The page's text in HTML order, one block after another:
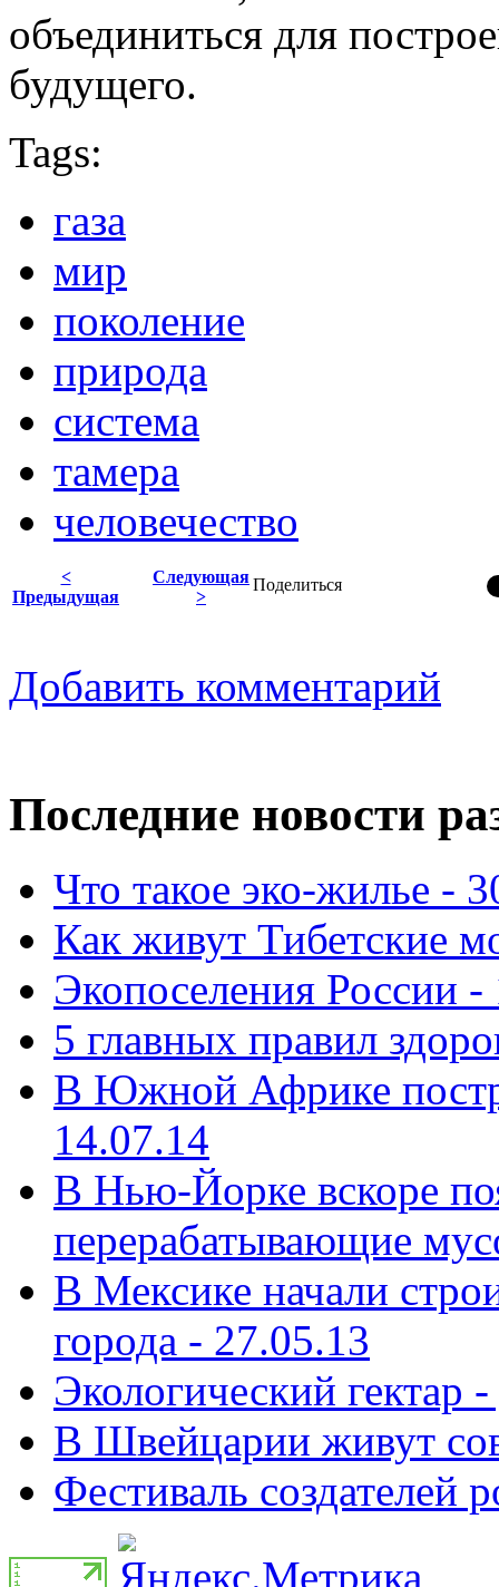
объединиться для
будущего.
Tags:
газа
мир
поколение
природа
система
тамера
человечество
Поделиться
<
Предыдущая
Следующая
>
Добавить комментарий
Последние новости
Что такое эко-жилье -
Как живут Тибетские
Экопоселения России -
5 главных правил
В Южной Африке
14.07.14
В Нью-Йорке вскоре
перерабатывающие
В Мексике начали
города - 27.05.13
Экологический гектар
В Швейцарии живут
Фестиваль создателей